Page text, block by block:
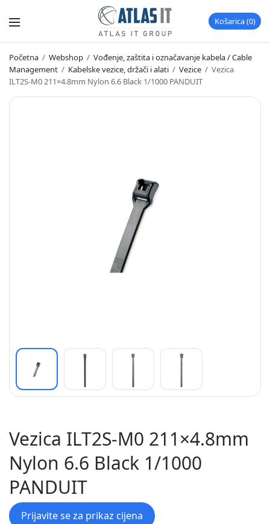
Košarica 0
Početna / Webshop / Vođenje, zaštita i označavanje kabela / Cable
Management / Kabelske vezice, držači i alati / Vezice / Vezica
ILT2S-M0 211×4.8mm Nylon 6.6 Black 1/1000 PANDUIT
Vezica ILT2S-M0 211×4.8mm
Nylon 6.6 Black 1/1000
PANDUIT
Prijavite se za prikaz cijena